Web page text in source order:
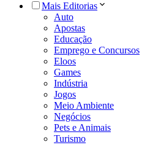
Mais Editorias
Auto
Apostas
Educação
Emprego e Concursos
Eloos
Games
Indústria
Jogos
Meio Ambiente
Negócios
Pets e Animais
Turismo